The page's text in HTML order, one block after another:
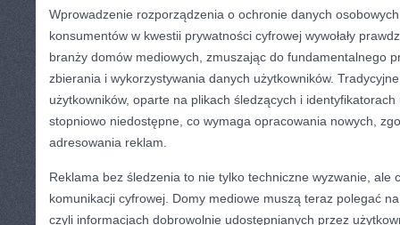
Wprowadzenie rozporządzenia o ochronie danych
konsumentów w kwestii prywatności cyfrowej wywołały
branży domów mediowych, zmuszając do fundamentalnego
zbierania i wykorzystywania danych użytkowników.
użytkowników, oparte na plikach śledzących i
stopniowo niedostępne, co wymaga opracowania nowych,
adresowania reklam.
Reklama bez śledzenia to nie tylko techniczne wyzwanie, ale
komunikacji cyfrowej. Domy mediowe muszą teraz polegać
czyli informacjach dobrowolnie udostępnianych przez